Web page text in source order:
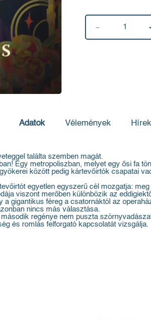
1
Adatok Vélemények Hírek
találta szemben magát.
Egy metropoliszban, melyet egy ősi fa
között pedig kártevőirtók csapatai
egyetlen egyszerű cél mozgatja:
viszont merőben különbözik az
gigantikus féreg a csatornáktól az
nincs más választása.
regénye nem puszta
és romlás felforgató kapcsolatát vizsgálja.